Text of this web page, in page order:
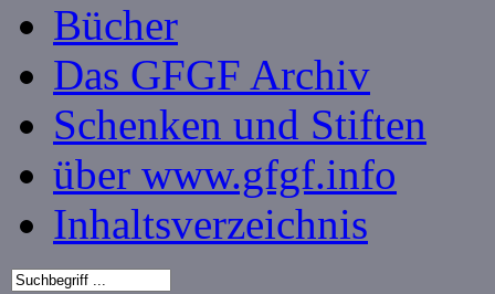
Bücher
Das GFGF Archiv
Schenken und Stiften
über www.gfgf.info
Inhaltsverzeichnis